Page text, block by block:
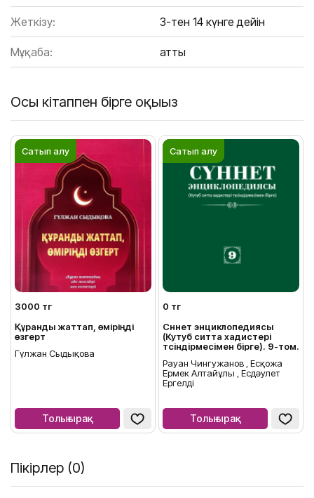
Жеткізу: 3-тен 14 күнге дейін
Мұқаба: Қатты
Осы кітаппен бірге оқыңыз
Сатып алу
3000 тг
Құранды жаттап, өміріңді
өзгерт
Гүлжан Сыдықова
Толығырақ
Сатып алу
0 тг
Сүннет энциклопедиясы
(Кутуб ситта хадистері
түсіндірмесімен бірге). 9-том.
Рауан Чингужанов , Есқожа
Ермек Алтайұлы , Есдәулет
Ергелді
Толығырақ
Пікірлер (0)